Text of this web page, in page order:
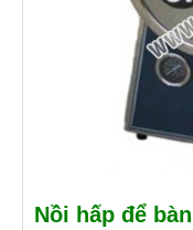
Nồi hấp để